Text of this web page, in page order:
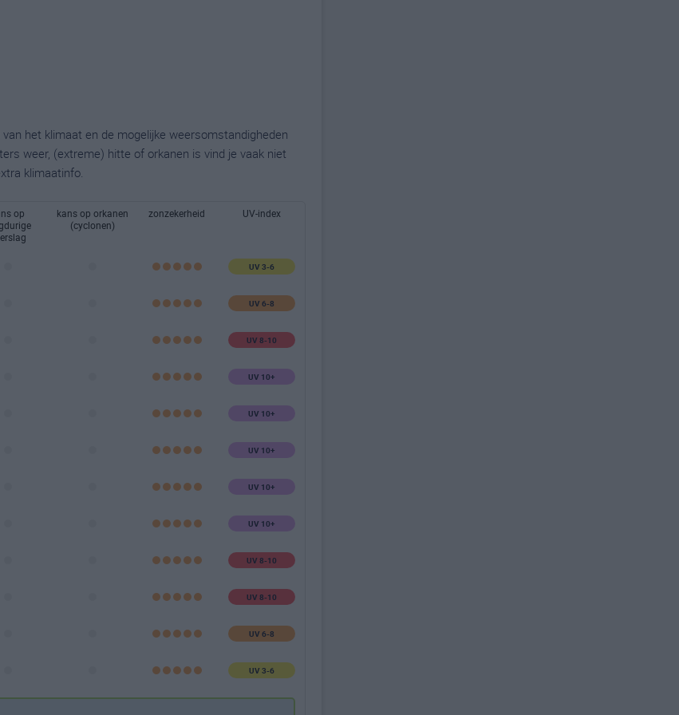
het klimaat en de mogelijke weersomstandigheden
weer, (extreme) hitte of orkanen is vind je vaak niet
klimaatinfo.
op
kans op orkanen
(cyclonen)
zonzekerheid UV-index
UV 3-6
UV 6-8
UV 8-10
UV 10+
UV 10+
UV 10+
UV 10+
UV 10+
UV 8-10
UV 8-10
UV 6-8
UV 3-6